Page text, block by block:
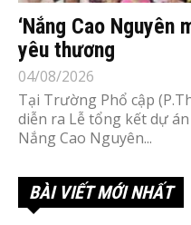
‘Nắng Cao Nguyên
yêu thương
04/08/2026
Tại Trường Phổ cập
diễn ra Lễ tổng kết dự
Nắng Cao Nguyên...
BÀI VIẾT MỚI NHẤT